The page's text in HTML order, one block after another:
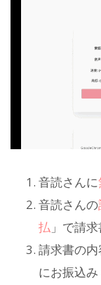
音読さんに
音読さんの
払 」で請
請求書の
にお振込み